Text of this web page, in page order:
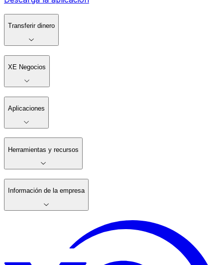
Transferir dinero
XE Negocios
Aplicaciones
Herramientas y recursos
Información de la empresa